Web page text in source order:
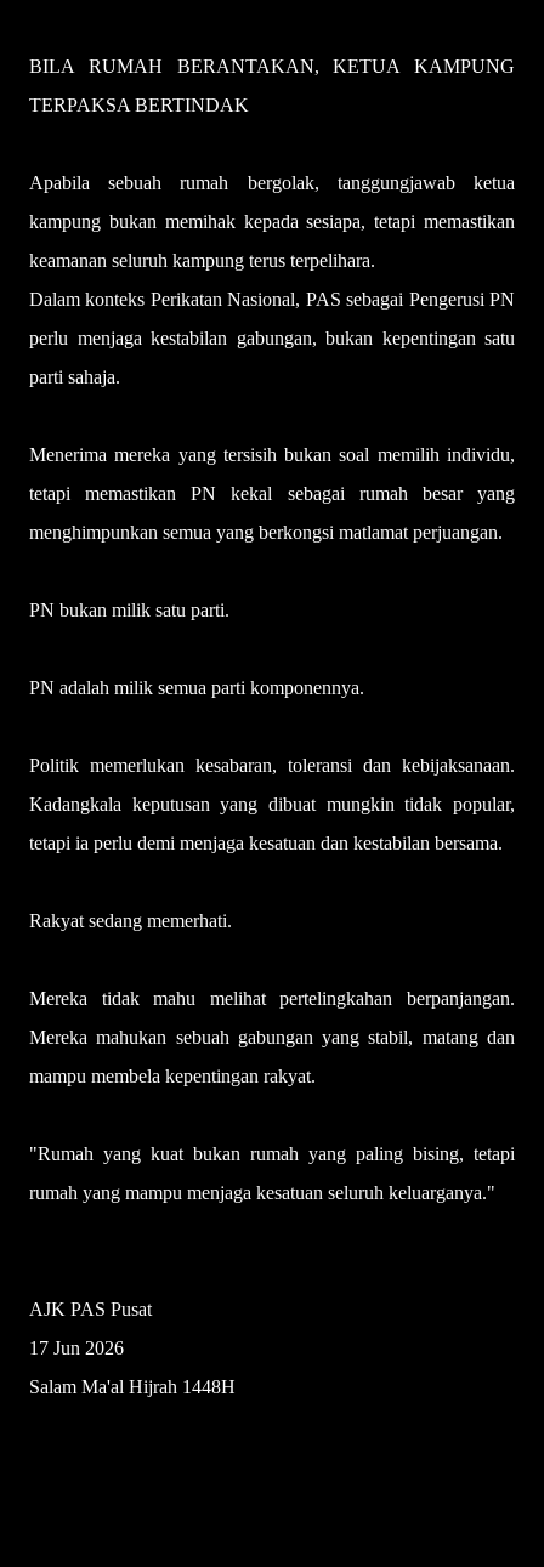
BILA RUMAH BERANTAKAN, KETUA KAMPUNG
TERPAKSA BERTINDAK
Apabila sebuah rumah bergolak, tanggungjawab ketua
kampung bukan memihak kepada sesiapa, tetapi memastikan
keamanan seluruh kampung terus terpelihara.
Dalam konteks Perikatan Nasional, PAS sebagai Pengerusi PN
perlu menjaga kestabilan gabungan, bukan kepentingan satu
parti sahaja.
Menerima mereka yang tersisih bukan soal memilih individu,
tetapi memastikan PN kekal sebagai rumah besar yang
menghimpunkan semua yang berkongsi matlamat perjuangan.
PN bukan milik satu parti.
PN adalah milik semua parti komponennya.
Politik memerlukan kesabaran, toleransi dan kebijaksanaan.
Kadangkala keputusan yang dibuat mungkin tidak popular,
tetapi ia perlu demi menjaga kesatuan dan kestabilan bersama.
Rakyat sedang memerhati.
Mereka tidak mahu melihat pertelingkahan berpanjangan.
Mereka mahukan sebuah gabungan yang stabil, matang dan
mampu membela kepentingan rakyat.
"Rumah yang kuat bukan rumah yang paling bising, tetapi
rumah yang mampu menjaga kesatuan seluruh keluarganya."
AJK PAS Pusat
17 Jun 2026
Salam Ma'al Hijrah 1448H